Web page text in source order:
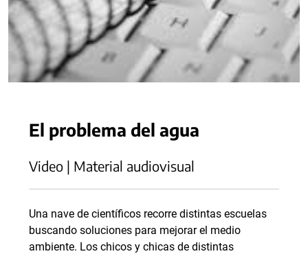
El problema del agua
Video | Material audiovisual
Una nave de científicos recorre distintas escuelas
buscando soluciones para mejorar el medio
ambiente. Los chicos y chicas de distintas